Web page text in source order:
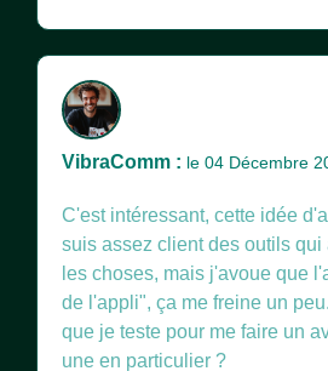
VibraComm : le 04 Décembre
C'est intéressant, cette idée
suis assez client des outils qui
les choses, mais j'avoue que
de l'appli", ça me freine un
que je teste pour me faire un
une en particulier ?